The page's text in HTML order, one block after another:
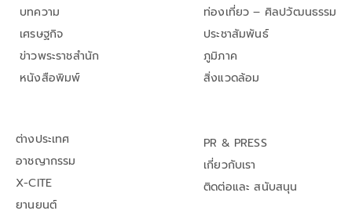
บทความ
เศรษฐกิจ
ข่าวพระราชสำนัก
หนังสือพิมพ์
ท่องเที่ยว – ศิลปวัฒนธรรม
ประชาสัมพันธ์
ภูมิภาค
สิ่งแวดล้อม
ต่างประเทศ
อาชญากรรม
X-CITE
ยานยนต์
PR & PRESS
เกี่ยวกับเรา
ติดต่อและ สนับสนุน